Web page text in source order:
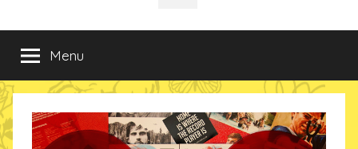
Imaginarium
de
presentes
Blog
Menu